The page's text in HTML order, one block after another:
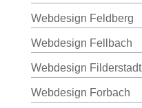
Webdesign Feldberg
Webdesign Fellbach
Webdesign Filderstadt
Webdesign Forbach